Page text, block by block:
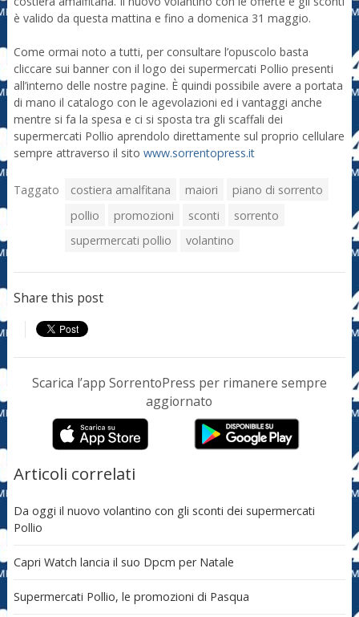
è valido da questa mattina e fino a domenica 31 maggio.
Come ormai noto a tutti, per consultare l’opuscolo basta
cliccare sui banner con il logo dei supermercati Pollio presenti
all’interno delle nostre pagine. È quindi possibile avere a portata
di mano il catalogo con le agevolazioni ed i vantaggi anche
mentre si fa la spesa e ci si sposta tra gli scaffali dei
supermercati Pollio aprendolo direttamente sul proprio cellulare
sempre attraverso il sito www.sorrentopress.it
Taggato costiera amalfitana maiori
piano di sorrento
pollio
promozioni sconti
sorrento
supermercati pollio
volantino
Share this post
Scarica l’app SorrentoPress per rimanere sempre
aggiornato
Articoli correlati
Da oggi il nuovo volantino con gli sconti dei supermercati
Pollio
Capri Watch lancia il suo Dpcm per Natale
Supermercati Pollio, le promozioni di Pasqua